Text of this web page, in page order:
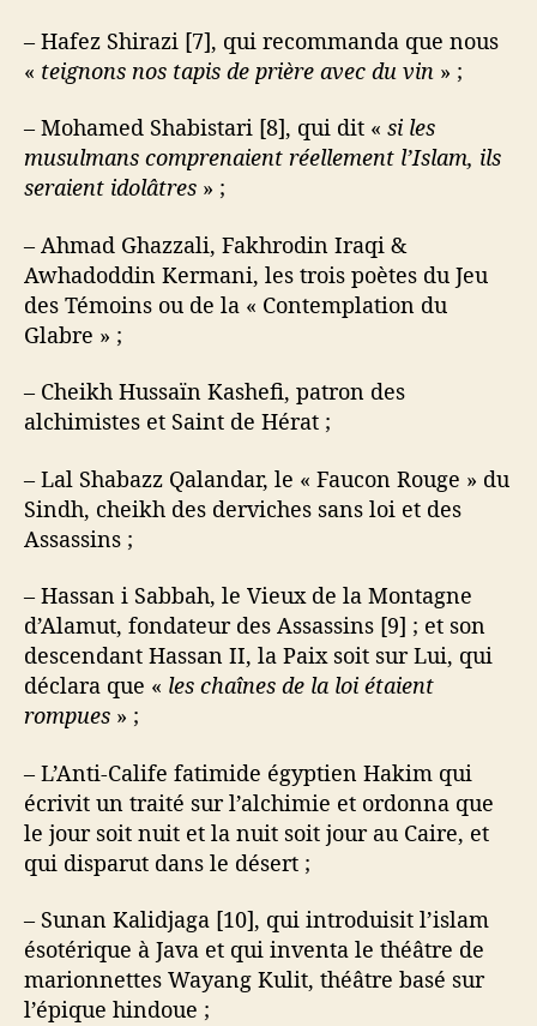
– Hafez Shirazi [7], qui recommanda que nous
« teignons nos tapis de prière avec du vin » ;
– Mohamed Shabistari [8], qui dit « si les
musulmans comprenaient réellement l’Islam, ils
seraient idolâtres » ;
– Ahmad Ghazzali, Fakhrodin Iraqi &
Awhadoddin Kermani, les trois poètes du Jeu
des Témoins ou de la « Contemplation du
Glabre » ;
– Cheikh Hussaïn Kashefi, patron des
alchimistes et Saint de Hérat ;
– Lal Shabazz Qalandar, le « Faucon Rouge » du
Sindh, cheikh des derviches sans loi et des
Assassins ;
– Hassan i Sabbah, le Vieux de la Montagne
d’Alamut, fondateur des Assassins [9] ; et son
descendant Hassan II, la Paix soit sur Lui, qui
déclara que « les chaînes de la loi étaient
rompues » ;
– L’Anti-Calife fatimide égyptien Hakim qui
écrivit un traité sur l’alchimie et ordonna que
le jour soit nuit et la nuit soit jour au Caire, et
qui disparut dans le désert ;
– Sunan Kalidjaga [10], qui introduisit l’islam
ésotérique à Java et qui inventa le théâtre de
marionnettes Wayang Kulit, théâtre basé sur
l’épique hindoue ;